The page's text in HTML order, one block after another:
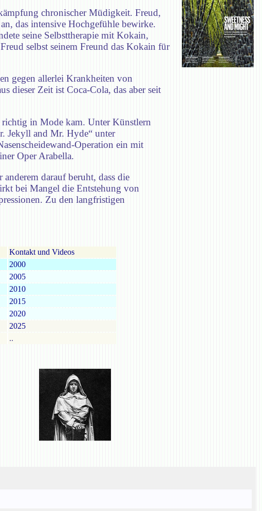
chronischer Müdigkeit. Freud,
das intensive Hochgefühle bewirke.
seine Selbsttherapie mit Kokain,
selbst seinem Freund das Kokain für
gegen allerlei Krankheiten von
dieser Zeit ist Coca-Cola, das aber seit
richtig in Mode kam. Unter Künstlern
Jekyll and Mr. Hyde“ unter
Operation ein mit
Oper Arabella.
darauf beruht, dass die
bei Mangel die Entstehung von
Zu den langfristigen
Kontakt und Videos
2000
2005
2010
2015
2020
2025
..